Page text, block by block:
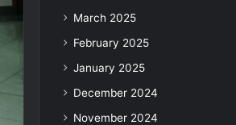
March 2025
February 2025
January 2025
December 2024
November 2024